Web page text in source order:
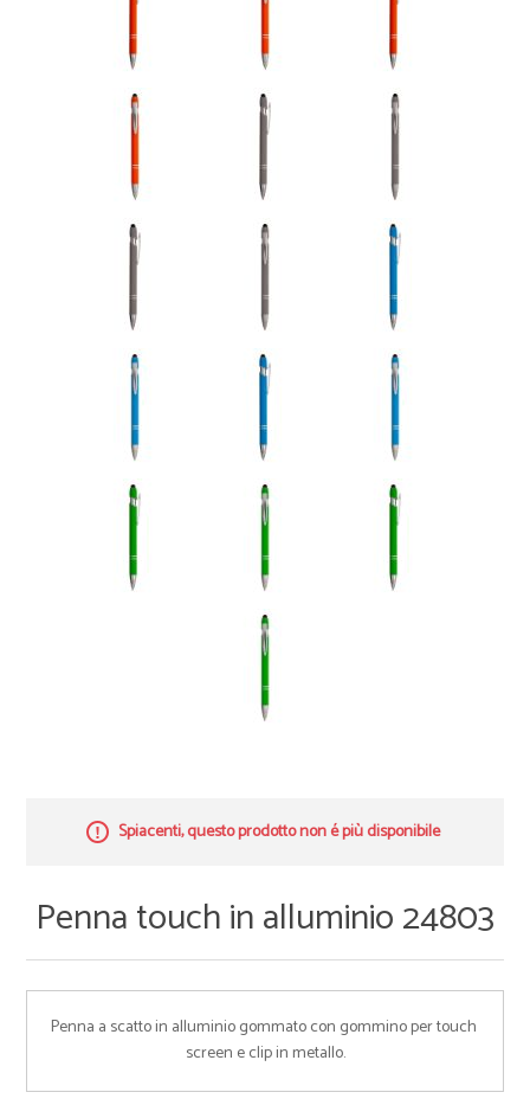
Spiacenti, questo prodotto non é più disponibile
Penna touch in alluminio 24803
Penna a scatto in alluminio gommato con gommino per touch
screen e clip in metallo.